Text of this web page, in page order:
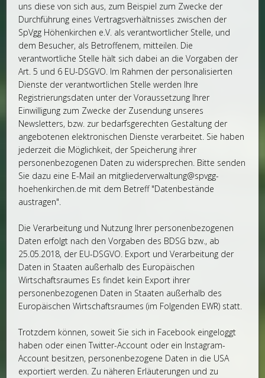
uns diese von sich aus, zum Beispiel zum Zwecke der
Durchführung eines Vertragsverhältnisses zwischen der
SpVgg Höhenkirchen e.V. als verantwortlicher Stelle, und
dem Besucher, als Betroffenem, mitteilen. Die
verantwortliche Stelle hält sich dabei an die Vorgaben der
Art. 5 und 6 EU-DSGVO. Im Rahmen der personalisierten
Dienste der verantwortlichen Stelle werden Ihre
Registrierungsdaten unter der Voraussetzung Ihrer
Einwilligung zum Zwecke der Zusendung unseres
Newsletters, bzw. zur bedarfsgerechten Gestaltung der
angebotenen elektronischen Dienste verarbeitet. Sie haben
jederzeit die Möglichkeit, der Speicherung ihrer
personenbezogenen Daten zu widersprechen. Bitte senden
Sie dazu eine E-Mail an mitgliederverwaltung@spvgg-
hoehenkirchen.de mit dem Betreff "Datenbestände
austragen".
Die Verarbeitung und Nutzung Ihrer personenbezogenen
Daten erfolgt nach den Vorgaben des BDSG bzw., ab
25.05.2018, der EU-DSGVO. Export und Verarbeitung der
Daten in Staaten außerhalb des Europäischen
Wirtschaftsraumes Es findet kein Export ihrer
personenbezogenen Daten in Staaten außerhalb des
Europäischen Wirtschaftsraumes (im Folgenden EWR) statt.
Trotzdem können, soweit Sie sich in Facebook eingeloggt
haben oder einen Twitter-Account oder ein Instagram-
Account besitzen, personenbezogene Daten in die USA
exportiert werden. Zu näheren Erläuterungen und zu